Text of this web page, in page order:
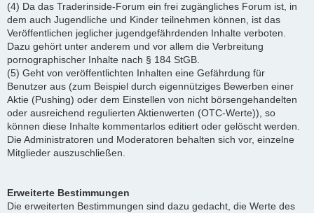
(4) Da das Traderinside-Forum ein frei zugängliches Forum ist, in
dem auch Jugendliche und Kinder teilnehmen können, ist das
Veröffentlichen jeglicher jugendgefährdenden Inhalte verboten.
Dazu gehört unter anderem und vor allem die Verbreitung
pornographischer Inhalte nach § 184 StGB.
(5) Geht von veröffentlichten Inhalten eine Gefährdung für
Benutzer aus (zum Beispiel durch eigennütziges Bewerben einer
Aktie (Pushing) oder dem Einstellen von nicht börsengehandelten
oder ausreichend regulierten Aktienwerten (OTC-Werte)), so
können diese Inhalte kommentarlos editiert oder gelöscht werden.
Die Administratoren und Moderatoren behalten sich vor, einzelne
Mitglieder auszuschließen.
Erweiterte Bestimmungen
Die erweiterten Bestimmungen sind dazu gedacht, die Werte des